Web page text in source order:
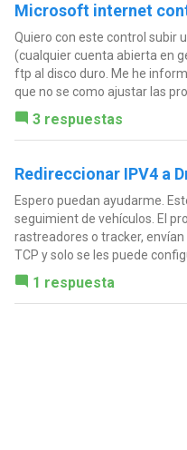
Microsoft internet
Quiero con este control subir
(cualquier cuenta abierta en
ftp al disco duro. Me he
que no se como ajustar las
3 respuestas
Redireccionar IPV4 a
Espero puedan ayudarme.
seguimient de vehículos. El
rastreadores o tracker,
TCP y solo se les puede
1 respuesta